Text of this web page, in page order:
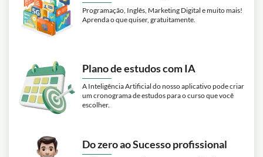
Programação, Inglês, Marketing Digital e muito mais!
Aprenda o que quiser, gratuitamente.
Plano de estudos com IA
A Inteligência Artificial do nosso aplicativo pode criar
um cronograma de estudos para o curso que você
escolher.
Do zero ao Sucesso profissional